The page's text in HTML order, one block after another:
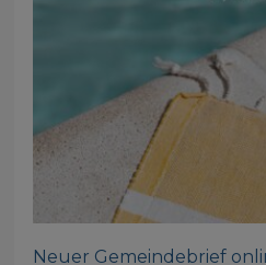
Neuer Gemeindebrief